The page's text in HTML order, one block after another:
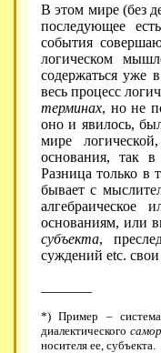
В этом мире (без
последующее
события
логическом
содержаться уже
весь процесс
терминах, но не
оно и явилось,
мире
основания, так
Разница только в
бывает с
алгебраическое
основаниям, или
субъекта,
суждений etc.
*) Пример –
диалектического
носителя ее, субъекта.